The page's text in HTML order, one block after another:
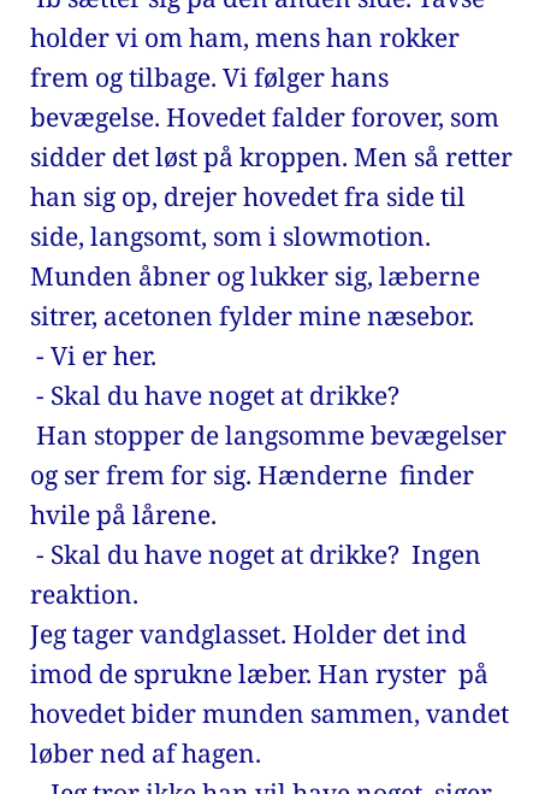
holder vi om ham, mens han rokker
frem og tilbage. Vi følger hans
bevægelse. Hovedet falder forover, som
sidder det løst på kroppen. Men så retter
han sig op, drejer hovedet fra side til
side, langsomt, som i slowmotion.
Munden åbner og lukker sig, læberne
sitrer, acetonen fylder mine næsebor.
- Vi er her.
- Skal du have noget at drikke?
og ser frem for sig. Hænderne  finder
hvile på lårene.
reaktion.
Jeg tager vandglasset. Holder det ind
imod de sprukne læber. Han ryster  på
hovedet bider munden sammen, vandet
løber ned af hagen.